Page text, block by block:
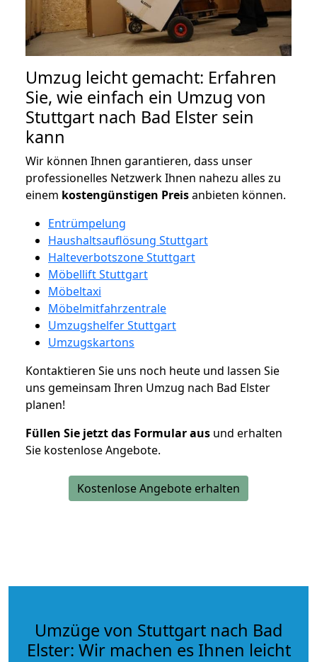
Umzug leicht gemacht: Erfahren
Sie, wie einfach ein Umzug von
Stuttgart nach Bad Elster sein
kann
Wir können Ihnen garantieren, dass unser
professionelles Netzwerk Ihnen nahezu alles zu
einem kostengünstigen Preisanbieten können.
Entrümpelung
Haushaltsauflösung Stuttgart
Halteverbotszone Stuttgart
Möbellift Stuttgart
Möbeltaxi
Möbelmitfahrzentrale
Umzugshelfer Stuttgart
Umzugskartons
Kontaktieren Sie uns noch heute und lassen Sie
uns gemeinsam Ihren Umzug nach Bad Elster
planen!
Füllen Sie jetzt das Formular aus und erhalten
Sie kostenlose Angebote.
Kostenlose Angebote erhalten
Umzüge von Stuttgart nach Bad
Elster: Wir machen es Ihnen leicht